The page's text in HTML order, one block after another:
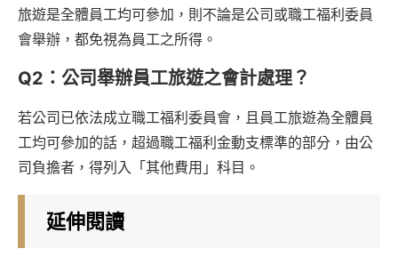
旅遊是全體員工均可參加，則不論是公司或職工福利委員
會舉辦，都免視為員工之所得。
Q2：公司舉辦員工旅遊之會計處理？
若公司已依法成立職工福利委員會，且員工旅遊為全體員
工均可參加的話，超過職工福利金動支標準的部分，由公
司負擔者，得列入「其他費用」科目。
延伸閱讀